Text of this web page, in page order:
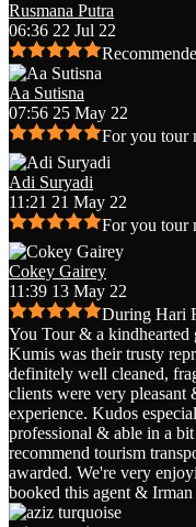
Rusmana Putra
06:36 22 Jul 22
Aa Sutisna
07:56 25 May 22
For you tour
Adi Suryadi
11:21 21 May 22
For you tour
Cokey Gairey
11:39 13 May 22
During Hari
You Tour & a kindhearted
Kumis was their trusty
definitely well cleaned,
clients were very
experience. Kudos
professional & able in a
recommend tourism
awarded. We're very
booked this agent &